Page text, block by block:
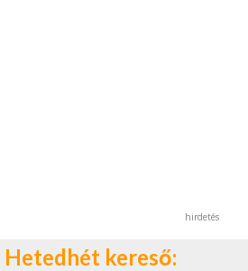
hirdetés
Hetedhét kereső: